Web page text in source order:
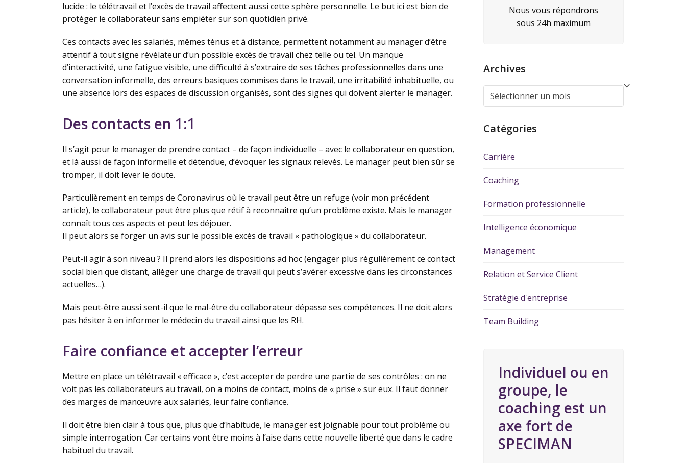
lucide : le télétravail et l’excès de travail affectent aussi cette sphère personnelle. Le but ici est bien de
protéger le collaborateur sans empiéter sur son quotidien privé.
Ces contacts avec les salariés, mêmes ténus et à distance, permettent notamment au manager d’être
attentif à tout signe révélateur d’un possible excès de travail chez telle ou tel. Un manque
d’interactivité, une fatigue visible, une difficulté à s’extraire de ses tâches professionnelles dans une
conversation informelle, des erreurs basiques commises dans le travail, une irritabilité inhabituelle, ou
une absence lors des espaces de discussion organisés, sont des signes qui doivent alerter le manager.
Des contacts en 1:1
Il s’agit pour le manager de prendre contact – de façon individuelle – avec le collaborateur en question,
et là aussi de façon informelle et détendue, d’évoquer les signaux relevés. Le manager peut bien sûr se
tromper, il doit lever le doute.
Particulièrement en temps de Coronavirus où le travail peut être un refuge (voir mon précédent
article), le collaborateur peut être plus que rétif à reconnaître qu’un problème existe. Mais le manager
connaît tous ces aspects et peut les déjouer.
Il peut alors se forger un avis sur le possible excès de travail « pathologique » du collaborateur.
Peut-il agir à son niveau ? Il prend alors les dispositions ad hoc (engager plus régulièrement ce contact
social bien que distant, alléger une charge de travail qui peut s’avérer excessive dans les circonstances
actuelles…).
Mais peut-être aussi sent-il que le mal-être du collaborateur dépasse ses compétences. Il ne doit alors
pas hésiter à en informer le médecin du travail ainsi que les RH.
Faire confiance et accepter l’erreur
Mettre en place un télétravail « efficace », c’est accepter de perdre une partie de ses contrôles : on ne
voit pas les collaborateurs au travail, on a moins de contact, moins de « prise » sur eux. Il faut donner
des marges de manœuvre aux salariés, leur faire confiance.
Il doit être bien clair à tous que, plus que d’habitude, le manager est joignable pour tout problème ou
simple interrogation. Car certains vont être moins à l’aise dans cette nouvelle liberté que dans le cadre
habituel du travail.
Nous vous répondrons
sous 24h maximum
Archives
Catégories
Carrière
Coaching
Formation professionnelle
Intelligence économique
Management
Relation et Service Client
Stratégie d'entreprise
Team Building
Individuel ou en
groupe, le
coaching est un
axe fort de
SPECIMAN